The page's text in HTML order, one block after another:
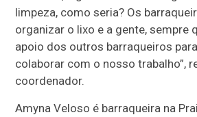
limpeza, como seria? Os
organizar o lixo e a gente, sempre
apoio dos outros barraqueiros
colaborar com o nosso trabalho”,
coordenador.
Amyna Veloso é barraqueira na